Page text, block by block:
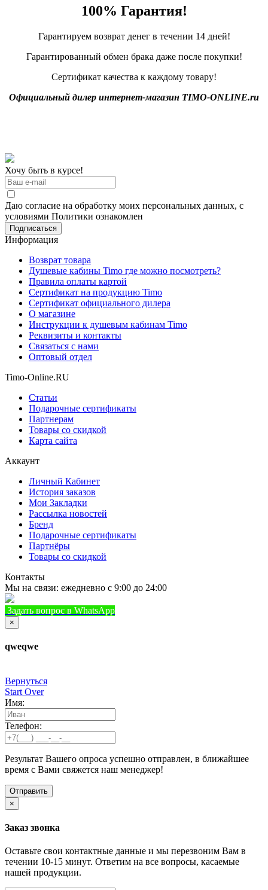
100% Гарантия!
Гарантируем возврат денег в течении 14 дней!
Гарантированный обмен брака даже после покупки!
Сертификат качества к каждому товару!
Официальный дилер интернет-магазин TIMO-ONLINE.ru
Хочу быть в курсе!
Даю согласие на обработку моих персональных данных, с
условиями Политики ознакомлен
Информация
Возврат товара
Душевые кабины Timo где можно посмотреть?
Правила оплаты картой
Сертификат на продукцию Timo
Сертификат официального дилера
О магазине
Инструкции к душевым кабинам Timo
Реквизиты и контакты
Связаться с нами
Оптовый отдел
Timo-Online.RU
Статьи
Подарочные сертификаты
Партнерам
Товары со скидкой
Карта сайта
Аккаунт
Личный Кабинет
История заказов
Мои Закладки
Рассылка новостей
Бренд
Подарочные сертификаты
Партнёры
Товары со скидкой
Контакты
Мы на связи: ежедневно с 9:00 до 24:00
Задать вопрос в WhatsApp
×
qweqwe
Вернуться
Start Over
Имя:
Телефон:
Результат Вашего опроса успешно отправлен, в ближайшее
время с Вами свяжется наш менеджер!
×
Заказ звонка
Оставьте свои контактные данные и мы перезвоним Вам в
течении 10-15 минут. Ответим на все вопросы, касаемые
нашей продукции.